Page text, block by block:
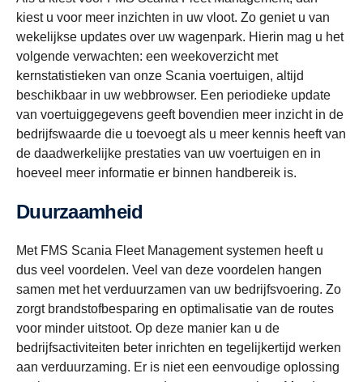
kiest u voor meer inzichten in uw vloot. Zo geniet u van
wekelijkse updates over uw wagenpark. Hierin mag u het
volgende verwachten: een weekoverzicht met
kernstatistieken van onze Scania voertuigen, altijd
beschikbaar in uw webbrowser. Een periodieke update
van voertuiggegevens geeft bovendien meer inzicht in de
bedrijfswaarde die u toevoegt als u meer kennis heeft van
de daadwerkelijke prestaties van uw voertuigen en in
hoeveel meer informatie er binnen handbereik is.
Duurzaamheid
Met FMS Scania Fleet Management systemen heeft u
dus veel voordelen. Veel van deze voordelen hangen
samen met het verduurzamen van uw bedrijfsvoering. Zo
zorgt brandstofbesparing en optimalisatie van de routes
voor minder uitstoot. Op deze manier kan u de
bedrijfsactiviteiten beter inrichten en tegelijkertijd werken
aan verduurzaming. Er is niet een eenvoudige oplossing